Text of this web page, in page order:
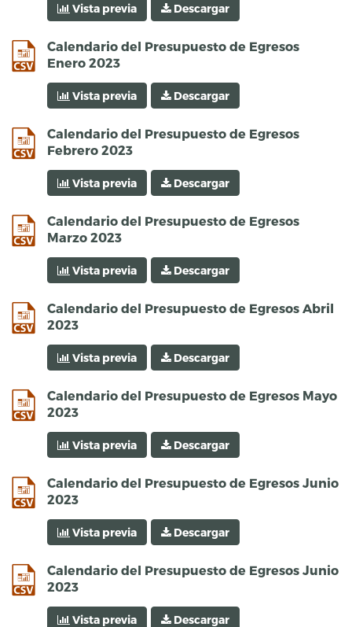
Vista previa Descargar
Calendario del Presupuesto de Egresos
Enero 2023
csv
Vista previa Descargar
Calendario del Presupuesto de Egresos
Febrero 2023
csv
Vista previa Descargar
Calendario del Presupuesto de Egresos
Marzo 2023
csv
Vista previa Descargar
Calendario del Presupuesto de Egresos Abril
2023
csv
Vista previa Descargar
Calendario del Presupuesto de Egresos Mayo
2023
csv
Vista previa Descargar
Calendario del Presupuesto de Egresos Junio
2023
csv
Vista previa Descargar
Calendario del Presupuesto de Egresos Junio
2023
csv
Vista previa Descargar